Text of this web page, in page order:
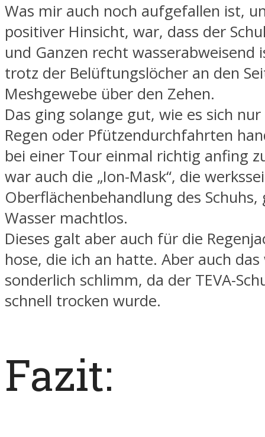
Was mir auch noch aufgefallen ist,
positiver Hinsicht, war, dass der
und Ganzen recht wasserabweisend
trotz der Belüftungslöcher an den
Meshgewebe über den Zehen.
Das ging solange gut, wie es sich
Regen oder Pfützendurchfahrten
bei einer Tour einmal richtig anfing
war auch die „Ion-Mask“, die
Oberflächenbehandlung des Schuhs,
Wasser machtlos.
Dieses galt aber auch für die
hose, die ich an hatte. Aber auch
sonderlich schlimm, da der TEVA-
schnell trocken wurde.
Fazit: